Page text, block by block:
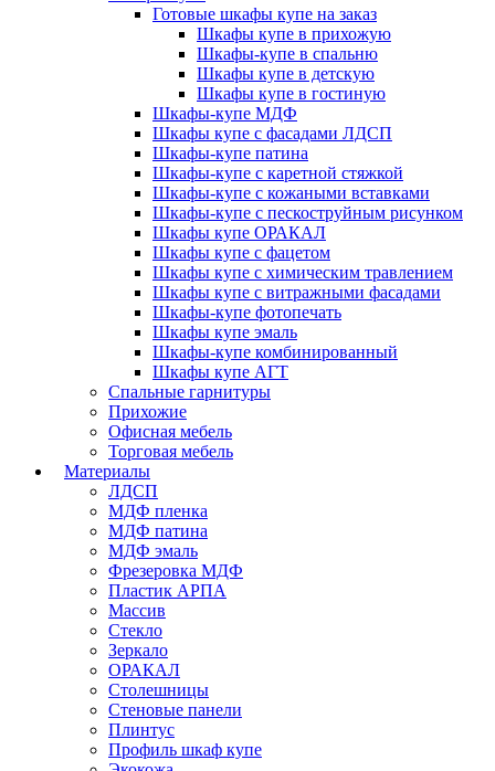
Готовые шкафы купе на заказ
Шкафы купе в прихожую
Шкафы-купе в спальню
Шкафы купе в детскую
Шкафы купе в гостиную
Шкафы-купе МДФ
Шкафы купе с фасадами ЛДСП
Шкафы-купе патина
Шкафы-купе с каретной стяжкой
Шкафы-купе с кожаными вставками
Шкафы-купе с пескоструйным рисунком
Шкафы купе ОРАКАЛ
Шкафы купе с фацетом
Шкафы купе с химическим травлением
Шкафы купе с витражными фасадами
Шкафы-купе фотопечать
Шкафы купе эмаль
Шкафы-купе комбинированный
Шкафы купе АГТ
Спальные гарнитуры
Прихожие
Офисная мебель
Торговая мебель
Материалы
ЛДСП
МДФ пленка
МДФ патина
МДФ эмаль
Фрезеровка МДФ
Пластик АРПА
Массив
Стекло
Зеркало
ОРАКАЛ
Столешницы
Стеновые панели
Плинтус
Профиль шкаф купе